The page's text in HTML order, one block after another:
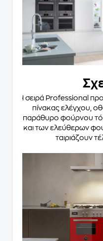
Η σειρά Professional
πίνακας ελέγχου,
παράθυρο φούρνου
και των ελεύθερων
ταιριάζουν